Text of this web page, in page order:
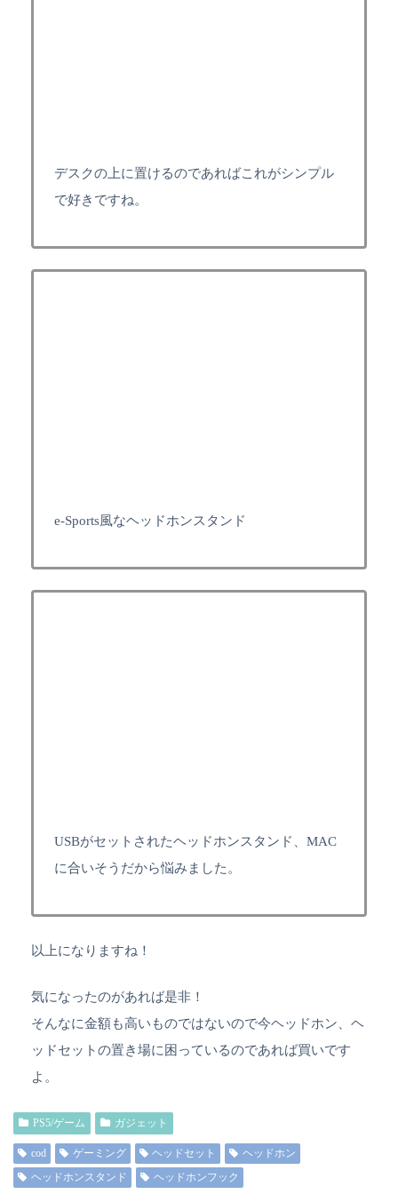
デスクの上に置けるのであればこれがシンプル
で好きですね。
e-Sports風なヘッドホンスタンド
USBがセットされたヘッドホンスタンド、MAC
に合いそうだから悩みました。
以上になりますね！
気になったのがあれば是非！
そんなに金額も高いものではないので今ヘッドホン、ヘ
ッドセットの置き場に困っているのであれば買いです
よ。
PS5/ゲーム ガジェット
cod ゲーミング ヘッドセット
ヘッドホン
ヘッドホンスタンド
ヘッドホンフック